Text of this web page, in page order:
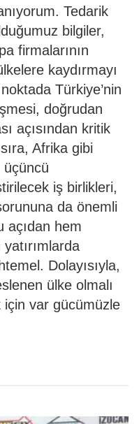
Tedarik
bilgiler,
firmalarının
kaydırmayı
Türkiye’nin
doğrudan
açısından kritik
Afrika gibi
üçüncü
iş birlikleri,
da önemli
açıdan hem
Dolayısıyla,
ülke olmalı
var gücümüzle